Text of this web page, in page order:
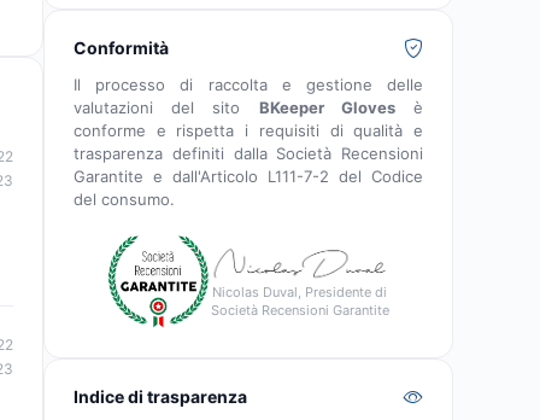
Conformità
Il processo di raccolta e gestione delle
valutazioni del sito BKeeper Glovesè
conforme e rispetta i requisiti di qualità e
trasparenza definiti dalla Società Recensioni
Garantite e dall'Articolo L111-7-2 del Codice
del consumo.
Nicolas Duval, Presidente di
Società Recensioni Garantite
Indice di trasparenza